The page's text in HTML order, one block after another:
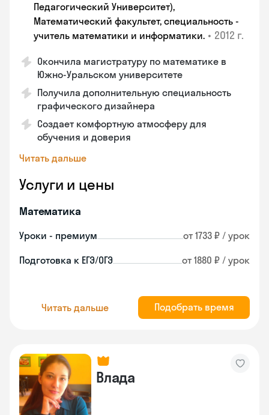
Педагогический Университет),
Математический факультет, специальность -
учитель математики и информатики. • 2012 г.
Окончила магистратуру по математике в
Южно-Уральском университете
Получила дополнительную специальность
графического дизайнера
Создает комфортную атмосферу для
обучения и доверия
Читать дальше
Услуги и цены
Математика
Уроки - премиум от 1733 ₽ / урок
Подготовка к ЕГЭ/ОГЭ от 1880 ₽ / урок
Читать дальше Подобрать время
Влада